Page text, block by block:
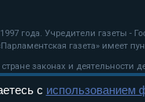
года. Учредители газеты
газета» имеет
законах и деятельности
с использованием